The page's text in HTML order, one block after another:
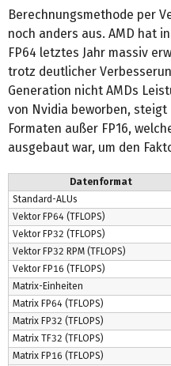
Berechnungsmethode per
noch anders aus. AMD hat
FP64 letztes Jahr massiv
trotz deutlicher
Generation nicht AMDs
von Nvidia beworben,
Formaten außer FP16,
ausgebaut war, um den
Datenformat
Standard-ALUs
Vektor FP64 (TFLOPS)
Vektor FP32 (TFLOPS)
Vektor FP32 RPM (TFLOPS)
Vektor FP16 (TFLOPS)
Matrix-Einheiten
Matrix FP64 (TFLOPS)
Matrix FP32 (TFLOPS)
Matrix TF32 (TFLOPS)
Matrix FP16 (TFLOPS)